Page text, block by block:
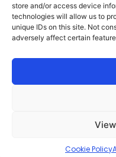
store and/or access device
technologies will allow us to
unique IDs on this site. Not
adversely affect certain
Cookie Policy
Ik
©
| Design &